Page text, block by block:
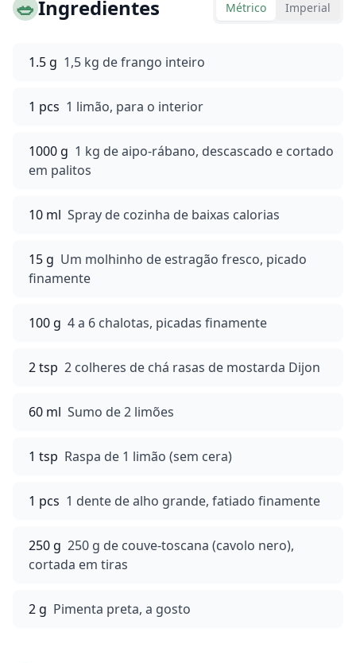
🥗Ingredientes Métrico Imperial
1.5 g 1,5 kg de frango inteiro
1 pcs 1 limão, para o interior
1000 g 1 kg de aipo-rábano, descascado e cortado
em palitos
10 ml Spray de cozinha de baixas calorias
15 g Um molhinho de estragão fresco, picado
finamente
100 g 4 a 6 chalotas, picadas finamente
2 tsp 2 colheres de chá rasas de mostarda Dijon
60 ml Sumo de 2 limões
1 tsp Raspa de 1 limão (sem cera)
1 pcs 1 dente de alho grande, fatiado finamente
250 g 250 g de couve-toscana (cavolo nero),
cortada em tiras
2 g Pimenta preta, a gosto